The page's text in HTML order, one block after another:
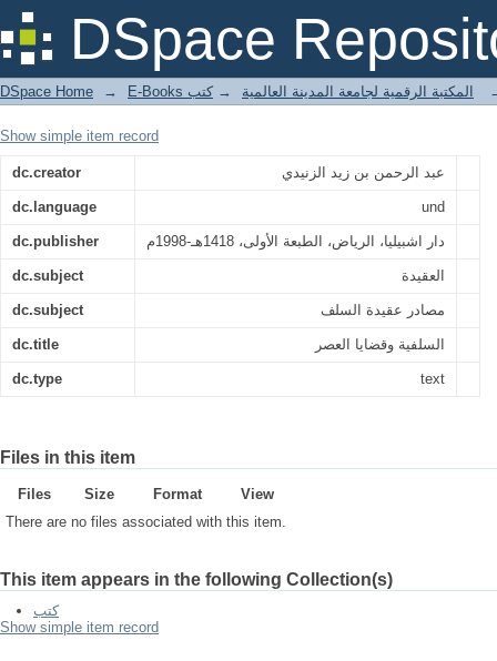
DSpace
السلفية وقضايا العصر
DSpace Home → E-Books المكتبة الرقمية لجامعة المدينة العالمية → كتب
Show simple item record
dc.creator عبد الرحمن بن زيد الزنيدي
dc.language und
dc.publisher دار اشبيليا، الرياض، الطبعة الأولى، 1418هـ-1998م
dc.subject العقيدة
dc.subject مصادر عقيدة السلف
dc.title السلفية وقضايا العصر
dc.type text
Files in this item
Files Size Format
View
There are no files associated with this item.
This item appears in the following Collection(s)
كتب
Show simple item record